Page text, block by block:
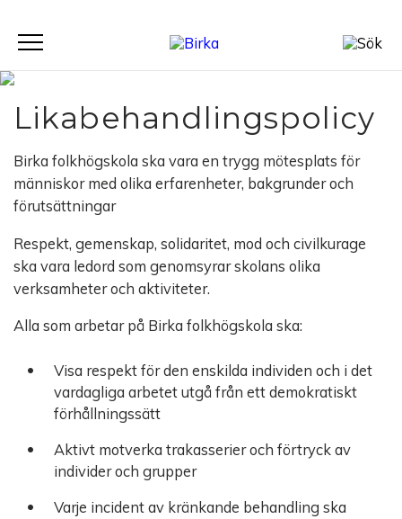
Meny
Likabehandlingspolicy
Birka folkhögskola ska vara en trygg mötesplats för
människor med olika erfarenheter, bakgrunder och
förutsättningar
Respekt, gemenskap, solidaritet, mod och civilkurage
ska vara ledord som genomsyrar skolans olika
verksamheter och aktiviteter.
Alla som arbetar på Birka folkhögskola ska:
Visa respekt för den enskilda individen och i det
vardagliga arbetet utgå från ett demokratiskt
förhållningssätt
Aktivt motverka trakasserier och förtryck av
individer och grupper
Varje incident av kränkande behandling ska